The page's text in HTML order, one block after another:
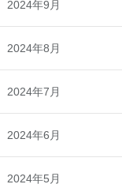
2024年9月
2024年8月
2024年7月
2024年6月
2024年5月